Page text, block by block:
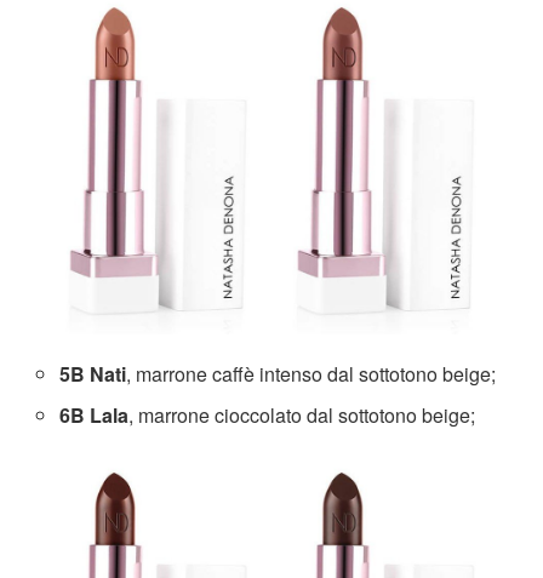
5B Nati, marrone caffè intenso dal sottotono beige;
6B Lala, marrone cioccolato dal sottotono beige;